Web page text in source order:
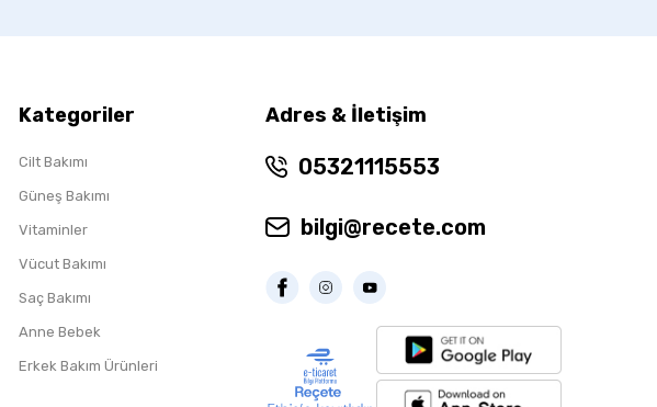
Kategoriler
Cilt Bakımı
Güneş Bakımı
Vitaminler
Vücut Bakımı
Saç Bakımı
Anne Bebek
Erkek Bakım Ürünleri
Adres & İletişim
05321115553
bilgi@recete.com